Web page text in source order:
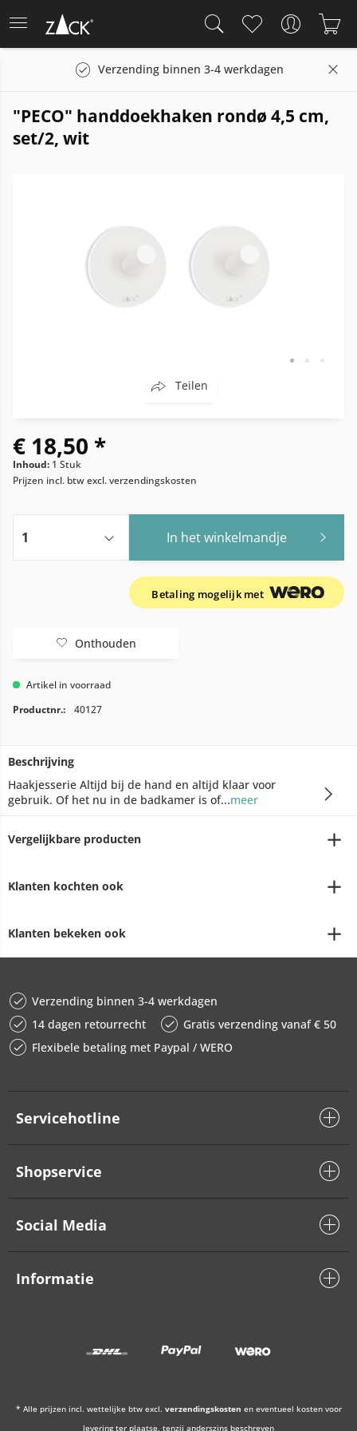
Verzending binnen 3-4 werkdagen
"PECO" handdoekhaken rondø 4,5 cm,
set/2, wit
Teilen
€ 18,50 *
Inhoud: 1 Stuk
Prijzen incl. btwexcl. verzendingskosten
In het winkelmandje
Betaling mogelijk met
Onthouden
Artikel in voorraad
Productnr.:
40127
Beschrijving
Haakjesserie Altijd bij de hand en altijd klaar voor
gebruik. Of het nu in de badkamer is of...meer
Vergelijkbare producten
Klanten kochten ook
Klanten bekeken ook
Verzending binnen 3-4 werkdagen
14 dagen retourrecht
Gratis verzending vanaf € 50
Flexibele betaling met Paypal / WERO
Servicehotline
Shopservice
Social Media
Informatie
* Alle prijzen incl. wettelijke btw excl. verzendingskosten en eventueel kosten voor
levering ter plaatse, tenzij anderszins beschreven